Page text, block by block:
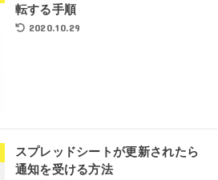
転する手順
2020.10.29
スプレッドシートが更新されたら
通知を受ける方法